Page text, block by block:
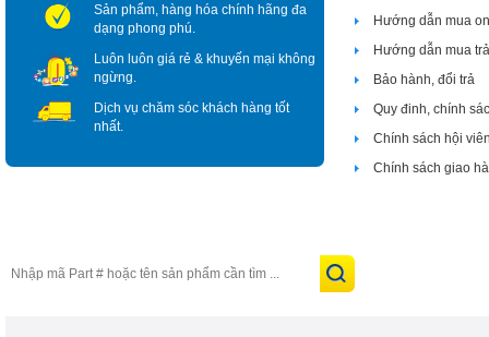
Sản phẩm, hàng hóa chính hãng đa
dạng phong phú.
Luôn luôn giá rẻ & khuyến mại không
ngừng.
Dịch vụ chăm sóc khách hàng tốt
nhất.
Hướng dẫn mua
Hướng dẫn mua
Bảo hành, đổi trả
Quy đinh, chính
Chính sách hội
Chính sách giao